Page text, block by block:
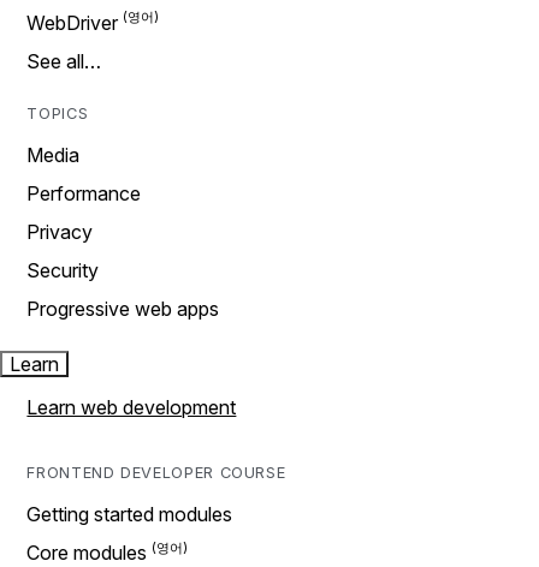
WebDriver
See all…
TOPICS
Media
Performance
Privacy
Security
Progressive web apps
Learn
Learn web development
FRONTEND DEVELOPER COURSE
Getting started modules
Core modules